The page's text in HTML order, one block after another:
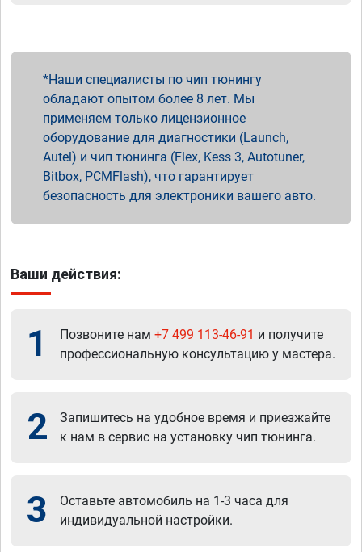
Наши специалисты по чип тюнингу
обладают опытом более 8 лет. Мы
применяем только лицензионное
оборудование для диагностики (Launch,
Autel) и чип тюнинга (Flex, Kess 3, Autotuner,
Bitbox, PCMFlash), что гарантирует
безопасность для электроники вашего авто.
Ваши действия:
1 Позвоните нам +7 499 113-46-91 и получите
профессиональную консультацию у мастера.
2
Запишитесь на удобное время и приезжайте
к нам в сервис на установку чип тюнинга.
3
Оставьте автомобиль на 1-3 часа для
индивидуальной настройки.